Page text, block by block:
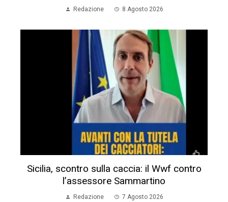
Redazione 8 Agosto 2026
Sicilia, scontro sulla caccia: il Wwf contro
l’assessore Sammartino
Redazione 7 Agosto 2026